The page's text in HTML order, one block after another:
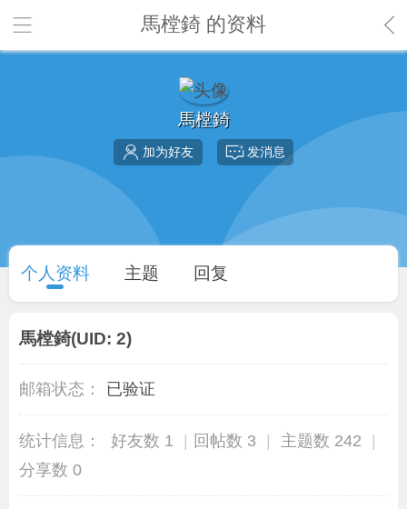
馬樘錡 的资料
馬樘錡
加为好友 发消息
个人资料 主题 回复
馬樘錡(UID: 2)
邮箱状态： 已验证
统计信息： 好友数 1 回帖数 3 主题数 242
分享数 0